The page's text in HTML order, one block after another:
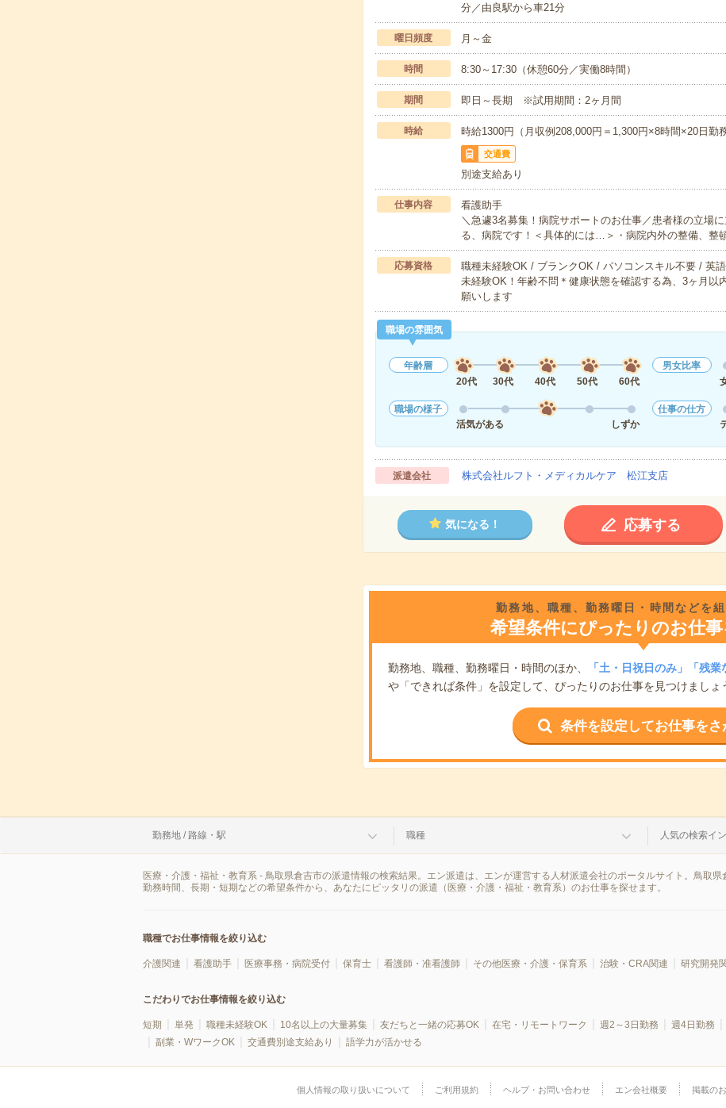
分／由良駅から車21分
曜日頻度 月～金
時間 8:30～17:30（休憩60分／実働8時間）
期間 即日～長期 ※試用期間：2ヶ月間
時給 時給1300円（月収例208,000円＝1,300円×8時間×20日勤
交通費
別途支給あり
仕事内容
看護助手
＼急遽3名募集！病院サポートのお仕事／患者様の立場
る、病院です！＜具体的には…＞・病院内外の整備、整
応募資格
職種未経験OK / ブランクOK / パソコンスキル不要 / 英
未経験OK！年齢不問＊健康状態を確認する為、3ヶ月以
願いします
職場の雰囲気
年齢層
20代
30代 40代 50代 60代
男女比率
職場の様子
活気がある
しずか
仕事の仕方
派遣会社 株式会社ルフト・メディカルケア 松江支店
気になる！ 応募する
勤務地、職種、勤務曜日・時間などを
希望条件にぴったりのお仕
勤務地、職種、勤務曜日・時間のほか、 「土・日祝日のみ」「残業
や「できれば条件」を設定して、ぴったりのお仕事を見つけましょ
条件を設定してお仕事をさ
勤務地 / 路線・駅 職種 人気の検索イ
医療・介護・福祉・教育系 - 鳥取県倉吉市の派遣情報の検索結果。エン派遣は、エンが運営する人材派遣会社のポータルサイト。鳥取県
勤務時間、長期・短期などの希望条件から、あなたにピッタリの派遣（医療・介護・福祉・教育系）のお仕事を探せます。
職種でお仕事情報を絞り込む
介護関連 看護助手 医療事務・病院受付 保育士 看護師・准看護師 その他医療・介護・保育系 治験・CRA関連 研究開発
こだわりでお仕事情報を絞り込む
短期 単発 職種未経験OK 10名以上の大量募集 友だちと一緒の応募OK 在宅・リモートワーク 週2～3日勤務 週4日勤務
副業・WワークOK
交通費別途支給あり 語学力が活かせる
個人情報の取り扱いについて ご利用規約 ヘルプ・お問い合わせ エン会社概要 掲載の